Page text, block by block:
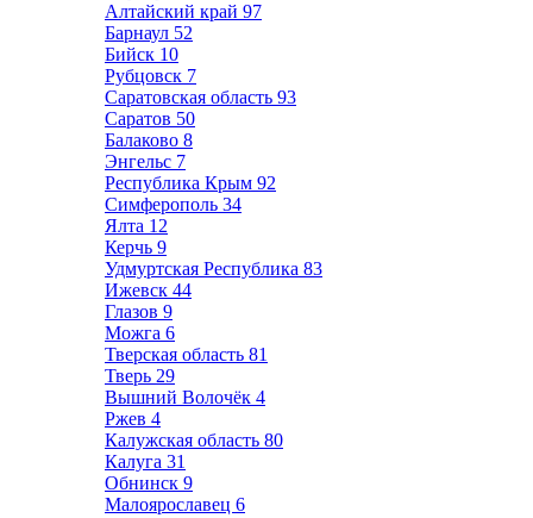
Алтайский край 97
Барнаул 52
Бийск 10
Рубцовск 7
Саратовская область 93
Саратов 50
Балаково 8
Энгельс 7
Республика Крым 92
Симферополь 34
Ялта 12
Керчь 9
Удмуртская Республика 83
Ижевск 44
Глазов 9
Можга 6
Тверская область 81
Тверь 29
Вышний Волочёк 4
Ржев 4
Калужская область 80
Калуга 31
Обнинск 9
Малоярославец 6